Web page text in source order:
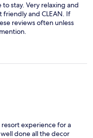
and late at night.
outside. Nearby
was excellent. The
proper extinguishing
a terrible stay, but it
stay. Very relaxing and
and CLEAN. If
reviews often unless
experience for a
done all the decor